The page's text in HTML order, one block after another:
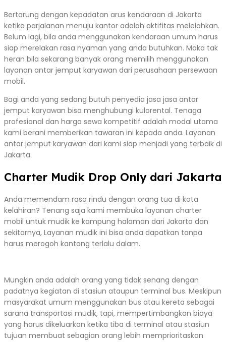
Bertarung dengan kepadatan arus kendaraan di Jakarta
ketika parjalanan menuju kantor adalah aktifitas melelahkan.
Belum lagi, bila anda menggunakan kendaraan umum harus
siap merelakan rasa nyaman yang anda butuhkan. Maka tak
heran bila sekarang banyak orang memilih menggunakan
layanan antar jemput karyawan dari perusahaan persewaan
mobil.
Bagi anda yang sedang butuh penyedia jasa jasa antar
jemput karyawan bisa menghubungi kulorental. Tenaga
profesional dan harga sewa kompetitif adalah modal utama
kami berani memberikan tawaran ini kepada anda. Layanan
antar jemput karyawan dari kami siap menjadi yang terbaik di
Jakarta.
Charter Mudik Drop Only dari Jakarta
Anda memendam rasa rindu dengan orang tua di kota
kelahiran? Tenang saja kami membuka layanan charter
mobil untuk mudik ke kampung halaman dari Jakarta dan
sekitarnya, Layanan mudik ini bisa anda dapatkan tanpa
harus merogoh kantong terlalu dalam.
Mungkin anda adalah orang yang tidak senang dengan
padatnya kegiatan di stasiun ataupun terminal bus. Meskipun
masyarakat umum menggunakan bus atau kereta sebagai
sarana transportasi mudik, tapi, mempertimbangkan biaya
yang harus dikeluarkan ketika tiba di terminal atau stasiun
tujuan membuat sebagian orang lebih memprioritaskan